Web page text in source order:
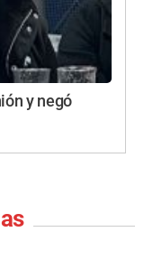
y negó